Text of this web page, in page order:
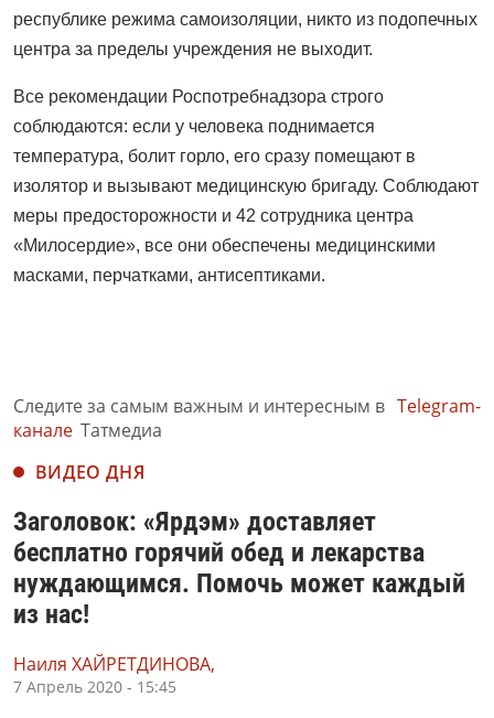
республике режима самоизоляции, никто из подопечных
центра за пределы учреждения не выходит.
Все рекомендации Роспотребнадзора строго
соблюдаются: если у человека поднимается
температура, болит горло, его сразу помещают в
изолятор и вызывают медицинскую бригаду. Соблюдают
меры предосторожности и 42 сотрудника центра
«Милосердие», все они обеспечены медицинскими
масками, перчатками, антисептиками.
Следите за самым важным и интересным в Telegram-
канале Татмедиа
ВИДЕО ДНЯ
Заголовок: «Ярдэм» доставляет
бесплатно горячий обед и лекарства
нуждающимся. Помочь может каждый
из нас!
Наиля ХАЙРЕТДИНОВА,
7 Апрель 2020 - 15:45